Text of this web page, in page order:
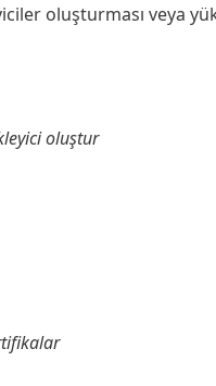
oluşturması veya
oluştur